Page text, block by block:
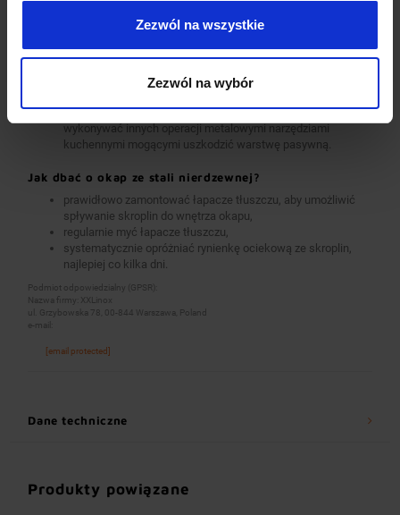
Zezwól na wszystkie
Zezwól na wybór
przeznaczonych do stali nierdzewnej,
po czyszczeniu należy zakonserwować powierzchnie
środkami przeznaczonymi do konserwacji stali nierdzewnej,
środków do srebra, wybielaczy ani innych środków
bezpośrednio na powierzchniach nie należy kroić ani
wykonywać innych operacji metalowymi narzędziami
kuchennymi mogącymi uszkodzić warstwę pasywną.
Jak dbać o okap ze stali nierdzewnej?
prawidłowo zamontować łapacze tłuszczu, aby umożliwić
spływanie skroplin do wnętrza okapu,
regularnie myć łapacze tłuszczu,
systematycznie opróżniać rynienkę ociekową ze skroplin,
najlepiej co kilka dni.
Podmiot odpowiedzialny (GPSR):
Nazwa firmy: XXLinox
ul. Grzybowska 78, 00-844 Warszawa, Poland
e-mail:
[email protected]
Dane techniczne
Produkty powiązane